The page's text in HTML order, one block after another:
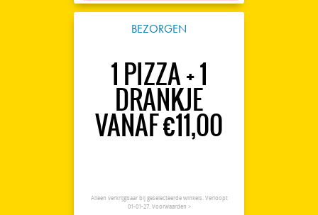
BEZORGEN
1 PIZZA + 1
DRANKJE
VANAF €11,00
Alleen verkrijgbaar bij geselecteerde winkels. Verloopt
01-01-27. Voorwaarden >